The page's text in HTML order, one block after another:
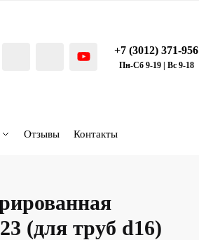
+7 (3012) 371-956
Пн-Сб 9-19 | Вс 9-18
Отзывы Контакты
(для труб d16)